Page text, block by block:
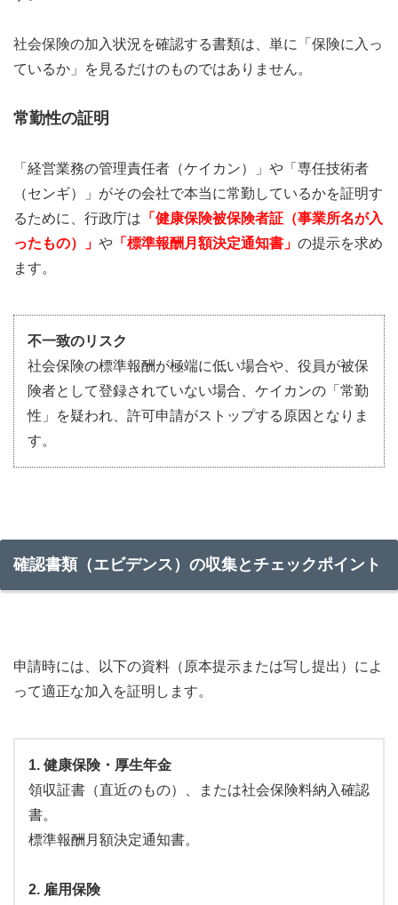
社会保険の加入状況を確認する書類は、単に「保険に入っ
ているか」を見るだけのものではありません。
常勤性の証明
「経営業務の管理責任者（ケイカン）」や「専任技術者
（センギ）」がその会社で本当に常勤しているかを証明す
るために、行政庁は 「健康保険被保険者証（事業所名が入
ったもの）」 や 「標準報酬月額決定通知書」 の提示を求め
ます。
不一致のリスク
社会保険の標準報酬が極端に低い場合や、役員が被保
険者として登録されていない場合、ケイカンの「常勤
性」を疑われ、許可申請がストップする原因となりま
す。
確認書類（エビデンス）の収集とチェックポイント
申請時には、以下の資料（原本提示または写し提出）によ
って適正な加入を証明します。
1. 健康保険・厚生年金
領収証書（直近のもの）、または社会保険料納入確認
書。
標準報酬月額決定通知書。
2. 雇用保険